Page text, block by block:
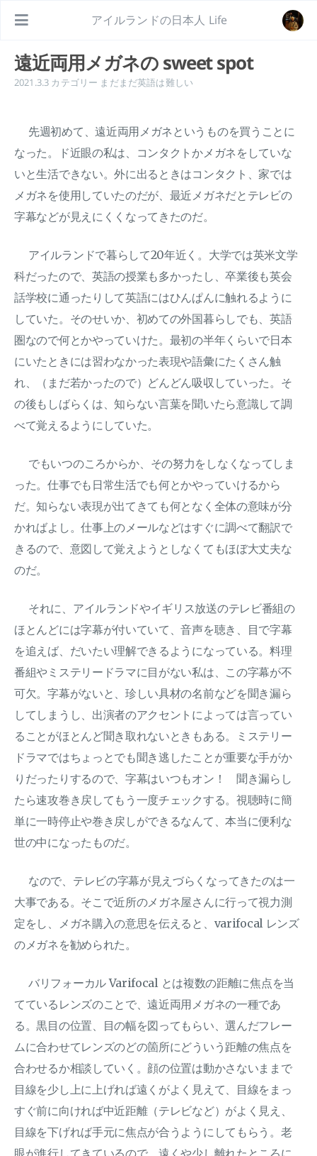
アイルランドの日本人 Life
遠近両用メガネの sweet spot
2021.3.3 カテゴリー まだまだ英語は難しい
先週初めて、遠近両用メガネというものを買うことに
なった。ド近眼の私は、コンタクトかメガネをしていな
いと生活できない。外に出るときはコンタクト、家では
メガネを使用していたのだが、最近メガネだとテレビの
字幕などが見えにくくなってきたのだ。
アイルランドで暮らして20年近く。大学では英米文学
科だったので、英語の授業も多かったし、卒業後も英会
話学校に通ったりして英語にはひんぱんに触れるように
していた。そのせいか、初めての外国暮らしでも、英語
圏なので何とかやっていけた。最初の半年くらいで日本
にいたときには習わなかった表現や語彙にたくさん触
れ、（まだ若かったので）どんどん吸収していった。そ
の後もしばらくは、知らない言葉を聞いたら意識して調
べて覚えるようにしていた。
でもいつのころからか、その努力をしなくなってしま
った。仕事でも日常生活でも何とかやっていけるから
だ。知らない表現が出てきても何となく全体の意味が分
かればよし。仕事上のメールなどはすぐに調べて翻訳で
きるので、意図して覚えようとしなくてもほぼ大丈夫な
のだ。
それに、アイルランドやイギリス放送のテレビ番組の
ほとんどには字幕が付いていて、音声を聴き、目で字幕
を追えば、だいたい理解できるようになっている。料理
番組やミステリードラマに目がない私は、この字幕が不
可欠。字幕がないと、珍しい具材の名前などを聞き漏ら
してしまうし、出演者のアクセントによっては言ってい
ることがほとんど聞き取れないときもある。ミステリー
ドラマではちょっとでも聞き逃したことが重要な手がか
りだったりするので、字幕はいつもオン！ 聞き漏らし
たら速攻巻き戻してもう一度チェックする。視聴時に簡
単に一時停止や巻き戻しができるなんて、本当に便利な
世の中になったものだ。
なので、テレビの字幕が見えづらくなってきたのは一
大事である。そこで近所のメガネ屋さんに行って視力測
定をし、メガネ購入の意思を伝えると、varifocal レンズ
のメガネを勧められた。
バリフォーカル Varifocal とは複数の距離に焦点を当
てているレンズのことで、遠近両用メガネの一種であ
る。黒目の位置、目の幅を図ってもらい、選んだフレー
ムに合わせてレンズのどの箇所にどういう距離の焦点を
合わせるか相談していく。顔の位置は動かさないままで
目線を少し上に上げれば遠くがよく見えて、目線をまっ
すぐ前に向ければ中近距離（テレビなど）がよく見え、
目線を下げれば手元に焦点が合うようにしてもらう。老
眼が進行してきているので、遠くや少し離れたところに